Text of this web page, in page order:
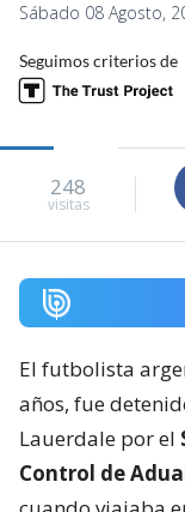
Sábado 08 Agosto,
Seguimos criterios de
248
visitas
El futbolista
años, fue
Lauerdale por el
Control de